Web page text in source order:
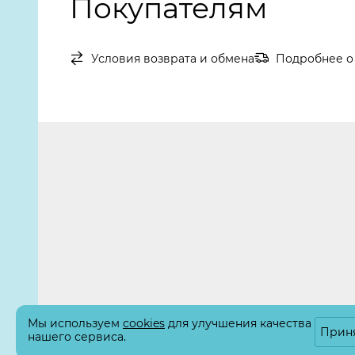
Покупателям
Условия возврата и обмена Подробнее о
Мы используем cookies для улучшения качества
нашего сервиса.